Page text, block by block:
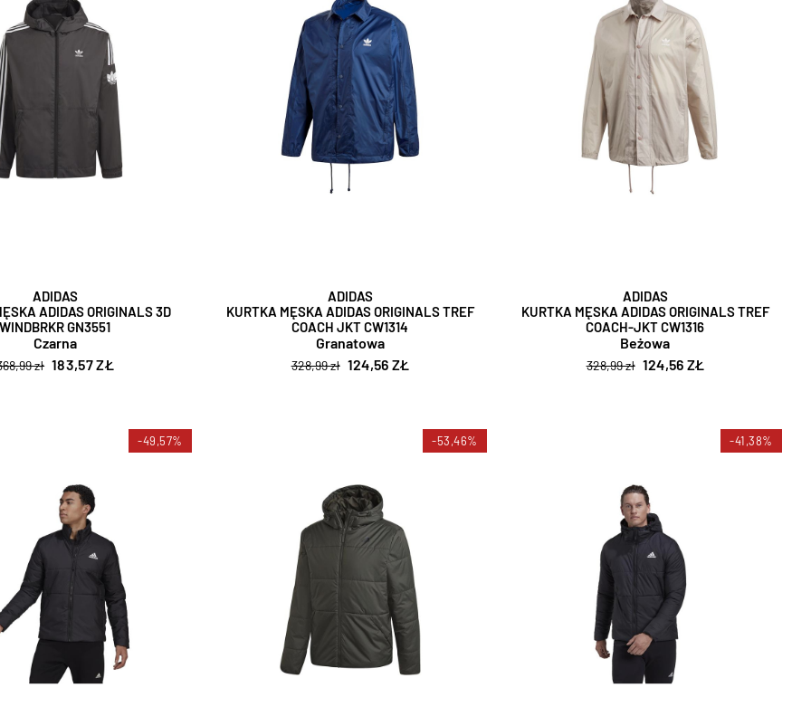
ADIDAS
ADIDAS ORIGINALS 3D
WINDBRKR GN3551
Czarna
zł 183,57 ZŁ
ADIDAS
KURTKA MĘSKA ADIDAS ORIGINALS TREF
COACH JKT CW1314
Granatowa
328,99 zł 124,56 ZŁ
ADIDAS
KURTKA MĘSKA ADIDAS ORIGINALS TREF
COACH-JKT CW1316
Beżowa
328,99 zł 124,56 ZŁ
-49,57% -53,46% -41,38%